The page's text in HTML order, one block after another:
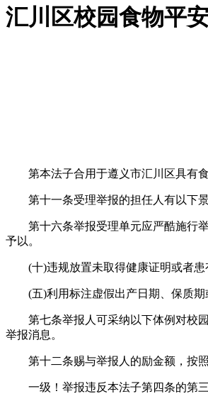
汇川区校园食物平
第本法子合用于遵义市汇川区具有食
第十一条受理举报的担任人有以下景
第十六条举报受理单元应严酷施行举
予以。
(十)违规放置未取得健康证明或者患
(五)利用标注虚假出产日期、保质期
第七条举报人可采纳以下体例对校园
举报消息。
第十二条赐与举报人的励金额，按照
一级！举报违反本法子第四条的第三